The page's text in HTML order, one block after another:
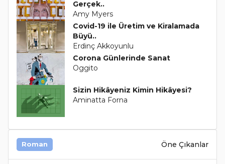
Gerçek..
Amy Myers
Covid-19 ile Üretim ve Kiralamada
Büyü..
Erdinç Akkoyunlu
Corona Günlerinde Sanat
Oggito
Sizin Hikâyeniz Kimin Hikâyesi?
Aminatta Forna
Roman Öne Çıkanlar